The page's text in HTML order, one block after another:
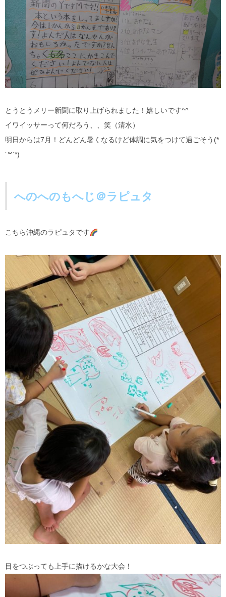
とうとうメリー新聞に取り上げられました！嬉しいです^^
イワイッサーって何だろう、、笑（清水）
明日からは7月！どんどん暑くなるけど体調に気をつけて過ごそう(*
´꒳`*)
へのへのもへじ＠ラピュタ
こちら沖縄のラピュタです
目をつぶっても上手に描けるかな大会！